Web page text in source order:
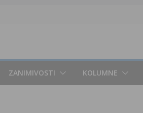
ZANIMIVOSTI KOLUMNE